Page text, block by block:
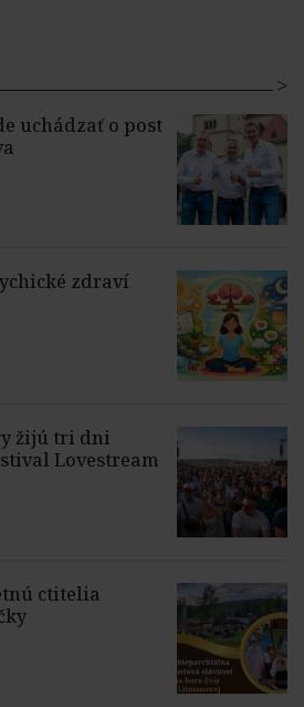
uchádzať o post
zdraví
žijú tri dni
Lovestream
ctitelia